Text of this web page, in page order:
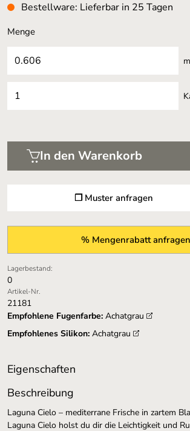
Bestellware: Lieferbar in 25 Tagen
❐ Muster anfragen
Menge
In den Warenkorb
% Mengenrabatt anfragen
Lagerbestand:
0
Artikel-Nr.
21181
Empfohlene Fugenfarbe: Achatgrau
Empfohlenes Silikon: Achatgrau
Eigenschaften
Beschreibung
Laguna Cielo – mediterrane Frische in zartem
Laguna Cielo holst du dir die Leichtigkeit und